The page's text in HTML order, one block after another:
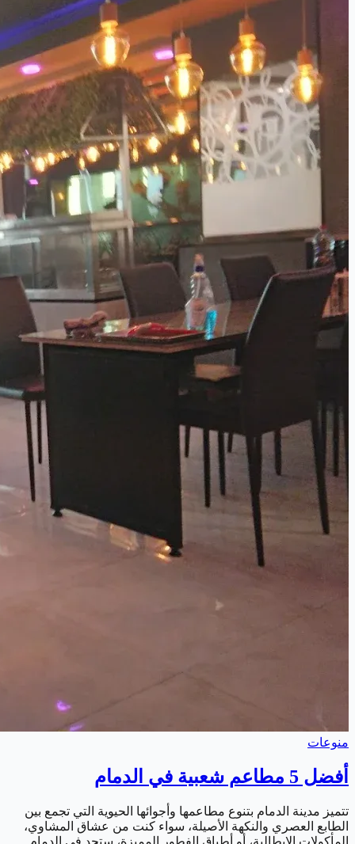
منوعات
أفضل 5 مطاعم شعبية في الدمام
تتميز مدينة الدمام بتنوع مطاعمها وأجوائها الحيوية التي تجمع بين
الطابع العصري والنكهة الأصيلة، سواء كنت من عشاق المشاوي،
المأكولات الإيطالية، أو أطباق الفطور المميزة، ستجد في الدمام